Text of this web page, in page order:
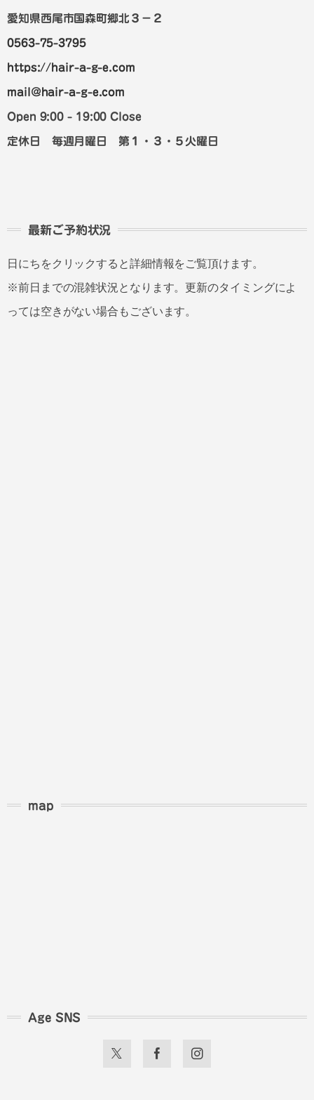
愛知県西尾市国森町郷北３－２
0563-75-3795
https://hair-a-g-e.com
mail@hair-a-g-e.com
Open 9:00 - 19:00 Close
定休日 毎週月曜日 第１・３・５火曜日
最新ご予約状況
日にちをクリックすると詳細情報をご覧頂けます。
※前日までの混雑状況となります。更新のタイミングによ
っては空きがない場合もございます。
map
Age SNS